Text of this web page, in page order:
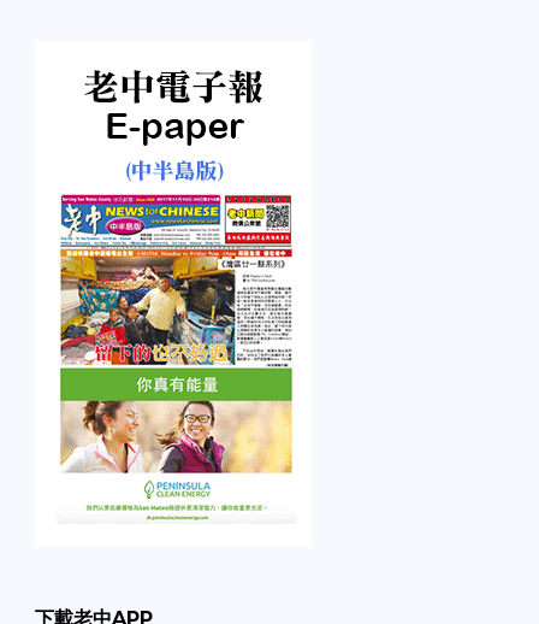
下載老中APP